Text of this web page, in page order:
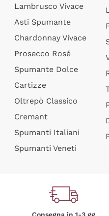
Lambrusco Vivace
Asti Spumante
Chardonnay Vivace
Prosecco Rosé
Spumante Dolce
Cartizze
Oltrepò Classico
Cremant
Spumanti Italiani
Spumanti Veneti